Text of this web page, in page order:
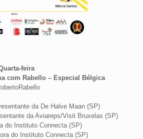
feira
com Rabello – Especial Bélgica
da De Halve Maan (SP)
da Aviareps/Visit Bruxelas (SP)
do Instituto Connecta (SP)
do Instituto Connecta (SP)